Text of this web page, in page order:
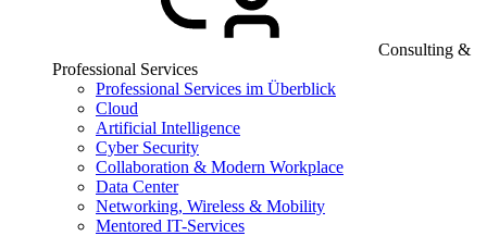
Consulting &
Professional Services
Professional Services im Überblick
Cloud
Artificial Intelligence
Cyber Security
Collaboration & Modern Workplace
Data Center
Networking, Wireless & Mobility
Mentored IT-Services